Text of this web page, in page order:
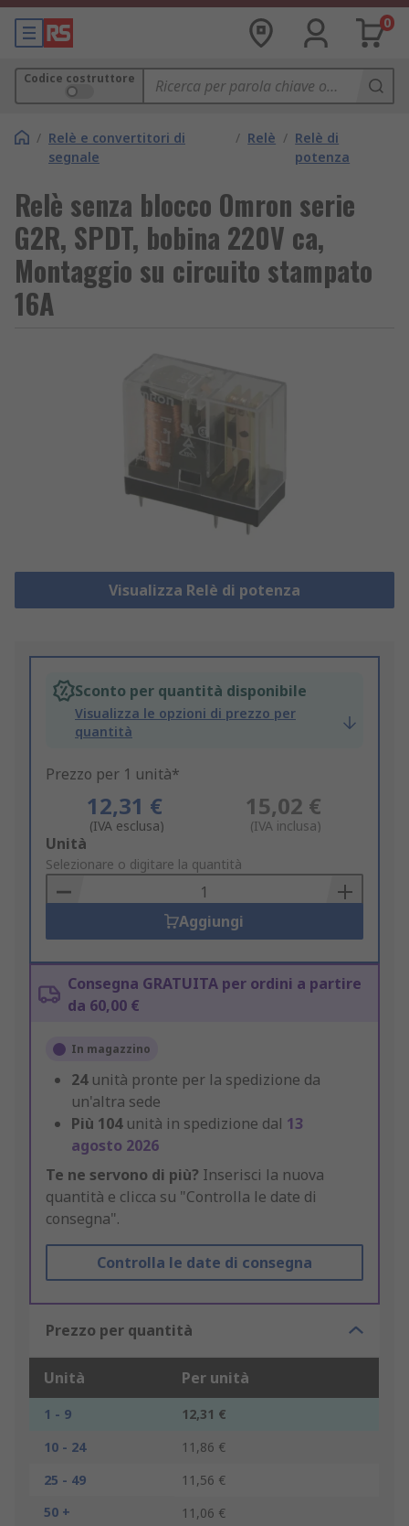
0
Codice costruttore
/ Relè e convertitori di
segnale
/ Relè / Relè di
potenza
Relè senza blocco Omron serie
G2R, SPDT, bobina 220V ca,
Montaggio su circuito stampato
16A
Visualizza Relè di potenza
Sconto per quantità disponibile
Visualizza le opzioni di prezzo per
quantità
Prezzo per 1 unità*
12,31 €
(IVA esclusa)
15,02 €
(IVA inclusa)
Add
to
Basket
Unità
Selezionare o digitare la quantità
Aggiungi
Consegna GRATUITA per ordini a partire
da 60,00 €
In magazzino
24 unità pronte per la spedizione da
un'altra sede
Più 104 unità in spedizione dal 13
agosto 2026
Te ne servono di più? Inserisci la nuova
quantità e clicca su "Controlla le date di
consegna".
Controlla le date di consegna
Prezzo per quantità
Unità Per unità
1 - 9
12,31 €
10 - 24
11,86 €
25 - 49
11,56 €
50 +
11,06 €